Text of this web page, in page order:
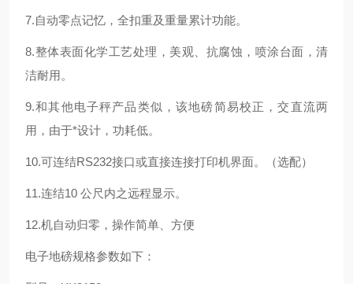
7.自动零点记忆，全扣重及重量累计功能。
8.整体表面化学工艺处理，美观、抗腐蚀，喷涂台面，清
洁耐用。
9.和其他电子秤产品类似，该地磅简易校正，交直流两
用，由于*设计，功耗低。
10.可连结RS232接口或直接连接打印机界面。（选配）
11.连结10 公尺内之远程显示。
12.机自动归零，操作简单、方便
电子地磅规格参数如下：